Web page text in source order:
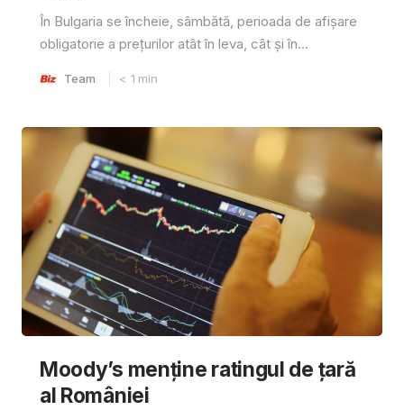
În Bulgaria se încheie, sâmbătă, perioada de afișare
obligatorie a prețurilor atât în ​​leva, cât și în...
Team < 1 min
Moody’s menține ratingul de țară
al României